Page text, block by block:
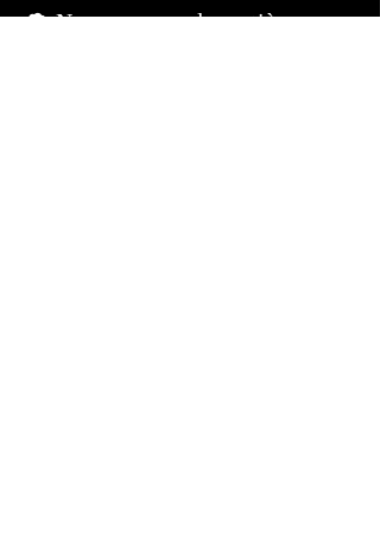
🌪 Nous sommes la matière